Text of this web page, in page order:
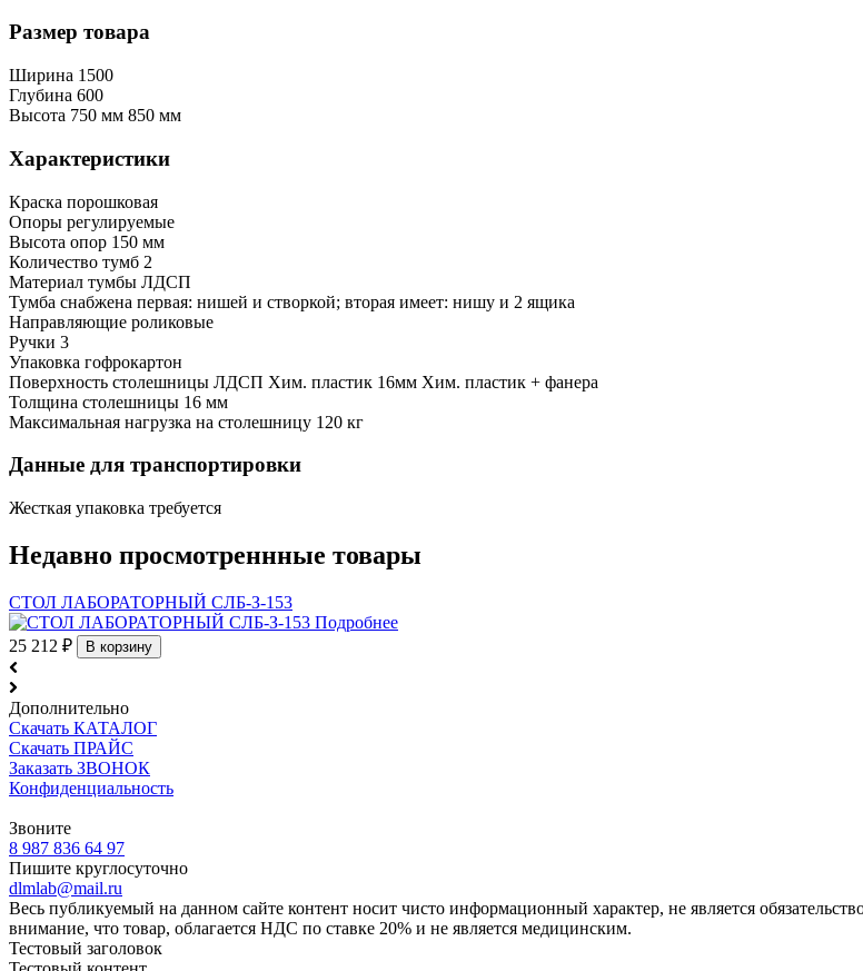
Размер товара
Ширина 1500
Глубина 600
Высота 750 мм 850 мм
Характеристики
Краска порошковая
Опоры регулируемые
Высота опор 150 мм
Количество тумб 2
Материал тумбы ЛДСП
Тумба снабжена первая: нишей и створкой; вторая имеет: нишу и 2 ящика
Направляющие роликовые
Ручки 3
Упаковка гофрокартон
Поверхность столешницы ЛДСП Хим. пластик 16мм Хим. пластик + фанера
Толщина столешницы 16 мм
Максимальная нагрузка на столешницу 120 кг
Данные для транспортировки
Жесткая упаковка требуется
Недавно просмотреннные товары
СТОЛ ЛАБОРАТОРНЫЙ СЛБ-З-153
Подробнее
25 212 ₽ В корзину
Дополнительно
Скачать КАТАЛОГ
Скачать ПРАЙС
Заказать ЗВОНОК
Конфиденциальность
Звоните
8 987 836 64 97
Пишите круглосуточно
dlmlab@mail.ru
Весь публикуемый на данном сайте контент носит чисто информационный характер, не является
внимание, что товар, облагается НДС по ставке 20% и не является медицинским.
Тестовый заголовок